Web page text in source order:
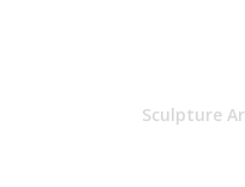
Sculpture